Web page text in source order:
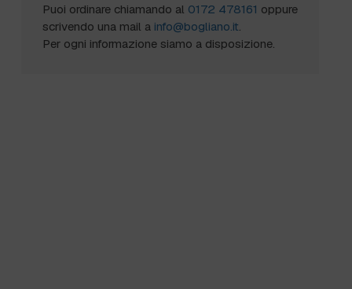
Puoi ordinare chiamando al 0172 478161 oppure
scrivendo una mail a info@bogliano.it.
Per ogni informazione siamo a disposizione.